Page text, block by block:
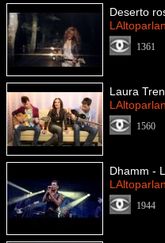
Deserto
1361
Laura
1560
Dhamm -
1944